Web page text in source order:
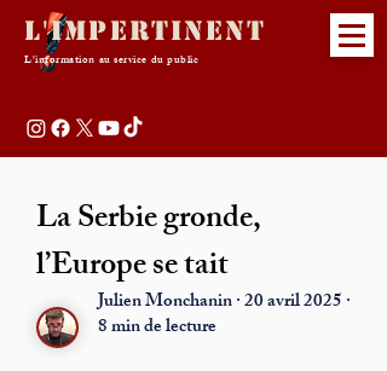
L'Impertinent
L'information au service du public
La Serbie gronde,
l’Europe se tait
Julien Monchanin · 20 avril 2025 ·
8 min de lecture